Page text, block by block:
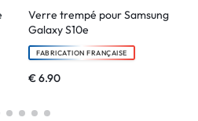
Verre trempé pour Samsung
Galaxy S10e
FABRICATION FRANÇAISE
€6.90